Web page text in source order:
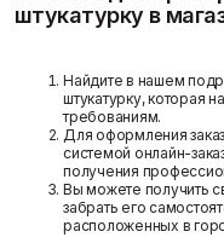
штукатурку в
Найдите в нашем
штукатурку, которая
требованиям.
Для оформления
системой онлайн-
получения
Вы можете получить
забрать его
расположенных в